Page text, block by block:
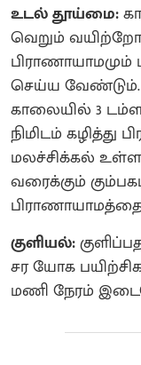
உடல் தூய்மை:
வெறும்
செய்ய
காலையில் 3
நிமிடம்
மலச்சிக்கல்
வரைக்கும்
குளியல்:
சர யோக
மணி நேரம்